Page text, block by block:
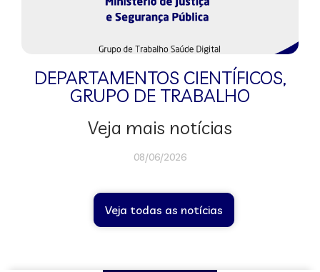
DEPARTAMENTOS CIENTÍFICOS,
GRUPO DE TRABALHO
Veja mais notícias
08/06/2026
Veja todas as notícias